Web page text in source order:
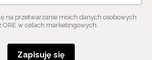
na przetwarzanie moich danych osobowych
ORE w celach marketingowych.
Zapisuję się